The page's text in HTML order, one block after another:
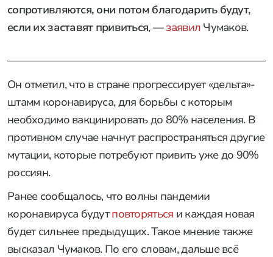
сопротивляются, они потом благодарить будут,
если их заставят привиться, —заявил Чумаков.
Он отметил, что в стране прогрессирует «дельта»-
штамм коронавируса, для борьбы с которым
необходимо вакцинировать до 80% населения. В
противном случае начнут распространяться другие
мутации, которые потребуют привить уже до 90%
россиян.
Ранее сообщалось, что волны пандемии
коронавируса будутповторяться и каждая новая
будет сильнее предыдущих. Такое мнение также
высказал Чумаков. По его словам, дальше всё